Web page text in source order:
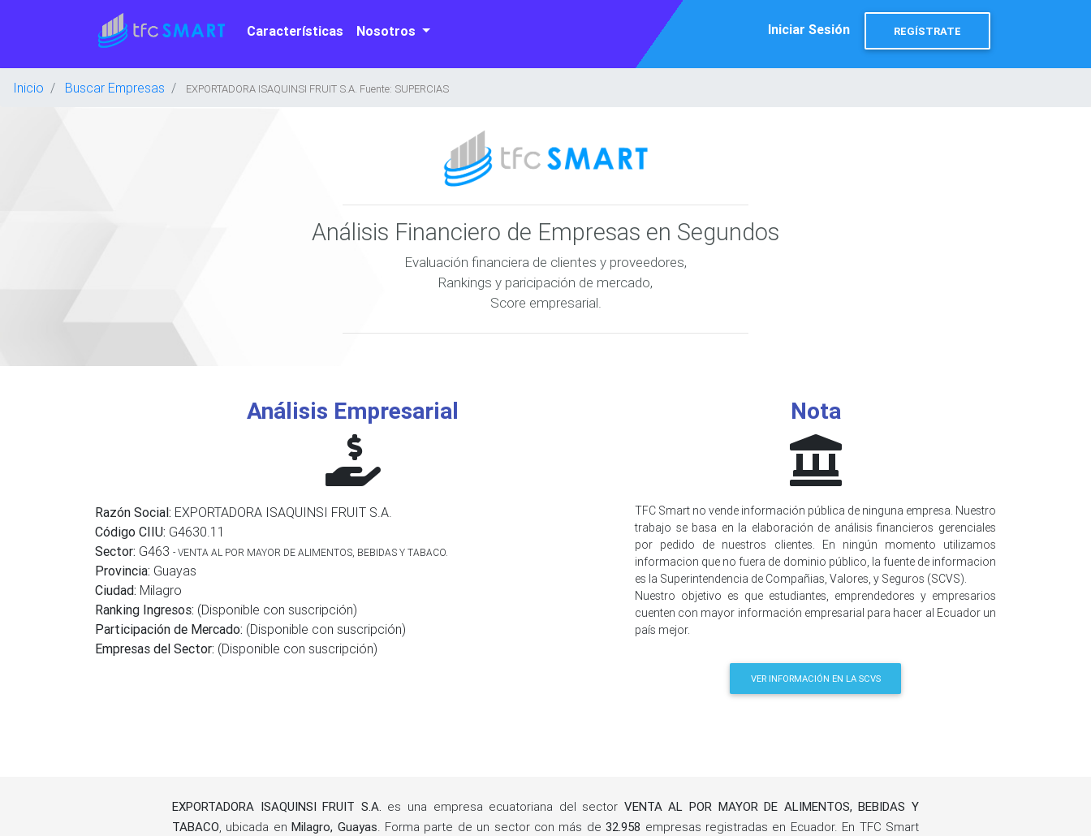
Características Nosotros Iniciar Sesión REGÍSTRATE
Inicio Buscar Empresas EXPORTADORA ISAQUINSI FRUIT S.A. Fuente: SUPERCIAS
Análisis Financiero de Empresas en Segundos
Evaluación financiera de clientes y proveedores,
Rankings y paricipación de mercado,
Score empresarial.
Análisis Empresarial
Razón Social: EXPORTADORA ISAQUINSI FRUIT S.A.
Código CIIU: G4630.11
Sector: G463 - VENTA AL POR MAYOR DE ALIMENTOS, BEBIDAS Y TABACO.
Provincia: Guayas
Ciudad: Milagro
Ranking Ingresos: (Disponible con suscripción)
Participación de Mercado: (Disponible con suscripción)
Empresas del Sector: (Disponible con suscripción)
Nota
TFC Smart no vende información pública de ninguna empresa. Nuestro
trabajo se basa en la elaboración de análisis financieros gerenciales
por pedido de nuestros clientes. En ningún momento utilizamos
informacion que no fuera de dominio público, la fuente de informacion
es la Superintendencia de Compañias, Valores, y Seguros (SCVS).
Nuestro objetivo es que estudiantes, emprendedores y empresarios
cuenten con mayor información empresarial para hacer al Ecuador un
país mejor.
VER INFORMACIÓN EN LA SCVS
EXPORTADORA ISAQUINSI FRUIT S.A. es una empresa ecuatoriana del sector VENTA AL POR MAYOR DE ALIMENTOS, BEBIDAS Y
TABACO, ubicada enMilagro, Guayas. Forma parte de un sector con más de32.958 empresas registradas en Ecuador. En TFC Smart